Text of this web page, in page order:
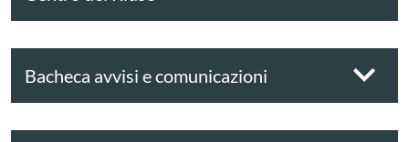
Bacheca avvisi e comunicazioni